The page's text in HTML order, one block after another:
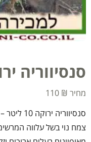
סנסיווריה ירוקה
110 ₪